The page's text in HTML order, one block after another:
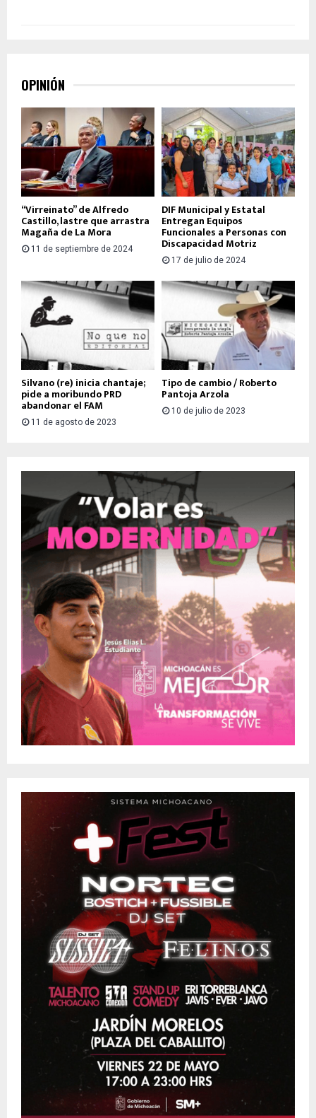
OPINIÓN
“Virreinato” de Alfredo
Castillo, lastre que arrastra
Magaña de La Mora
11 de septiembre de 2024
DIF Municipal y Estatal
Entregan Equipos
Funcionales a Personas con
Discapacidad Motriz
17 de julio de 2024
Silvano (re) inicia chantaje;
pide a moribundo PRD
abandonar el FAM
11 de agosto de 2023
Tipo de cambio / Roberto
Pantoja Arzola
10 de julio de 2023